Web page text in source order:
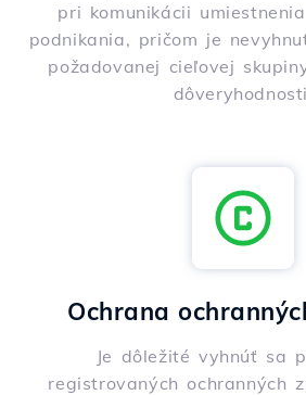
pri komunikácii
podnikania, pričom je
požadovanej cieľovej
Ochrana
Je dôležité vyhnúť sa
registrovaných ochranných